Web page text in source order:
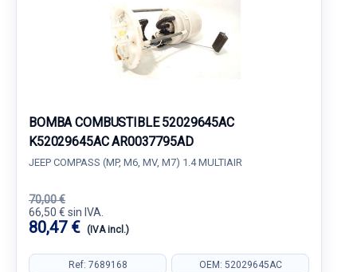
BOMBA COMBUSTIBLE 52029645AC
K52029645AC AR0037795AD
JEEP COMPASS (MP, M6, MV, M7) 1.4 MULTIAIR
70,00 €
66,50 € sin IVA.
80,47 € (IVA incl.)
Ref: 7689168 OEM: 52029645AC